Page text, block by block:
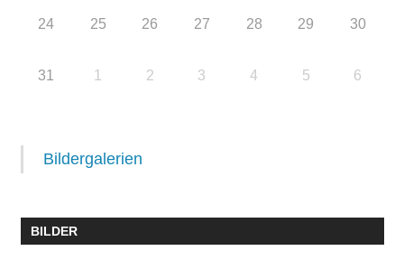
24 25 26 27 28 29 30
31 1 2 3 4 5 6
Bildergalerien
BILDER